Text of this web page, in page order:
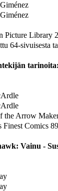
Picture Library
64-sivuisesta
the Arrow
Finest Comics
Vainu -